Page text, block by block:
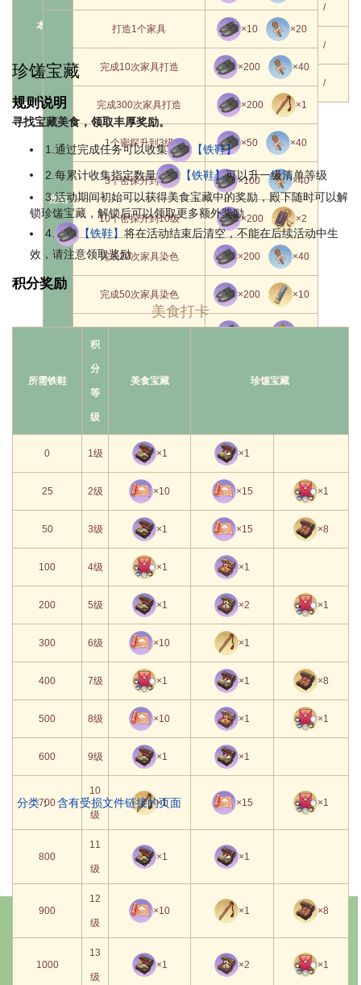
本期限定
×10000 /
/
/
当期
打造1个家具 ×10 ×20
完成10次家具打造 ×200 ×40
完成300次家具打造 ×200 ×1
1个密探升到3级 ×50 ×40
3个密探升到5级 ×100 ×40
10个密探升到10级 ×200 ×2
完成20次家具染色 ×200 ×40
完成50次家具染色 ×200 ×10
完成500次巧匠材料合成
珍馐宝藏
规则说明
寻找宝藏美食，领取丰厚奖励。
1.通过完成任务可以收集
【铁鞋】
2.每累计收集指定数量
【铁鞋】可以升一级清单等级
3.活动期间初始可以获得美食宝藏中的奖励，殿下随时可以解
锁珍馐宝藏，解锁后可以领取更多额外奖励
4.
【铁鞋】将在活动结束后清空，不能在后续活动中生
效，请注意领取奖励
积分奖励
美食打卡
所需铁鞋
积
分
等
级
美食宝藏 珍馐宝藏
0 1级 ×1 ×1
25 2级 ×10 ×15 ×1
50 3级 ×1 ×15 ×8
100 4级 ×1 ×1
200 5级 ×1 ×2 ×1
300 6级 ×10 ×1
400 7级 ×1 ×1 ×8
500 8级 ×10 ×1 ×1
600 9级 ×1 ×1
700
10
级
×1 ×15 ×1
800
11
级
×1 ×1
900
12
级
×10 ×1 ×8
1000
13
级
×1 ×2 ×1
分类： 含有受损文件链接的页面